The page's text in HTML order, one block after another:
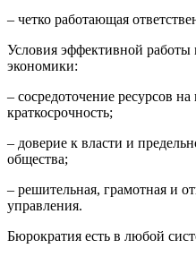
– четко работающая
Условия эффективной
экономики:
– сосредоточение ресурсов
краткосрочность;
– доверие к власти и
общества;
– решительная, грамотная и
управления.
Бюрократия есть в любой